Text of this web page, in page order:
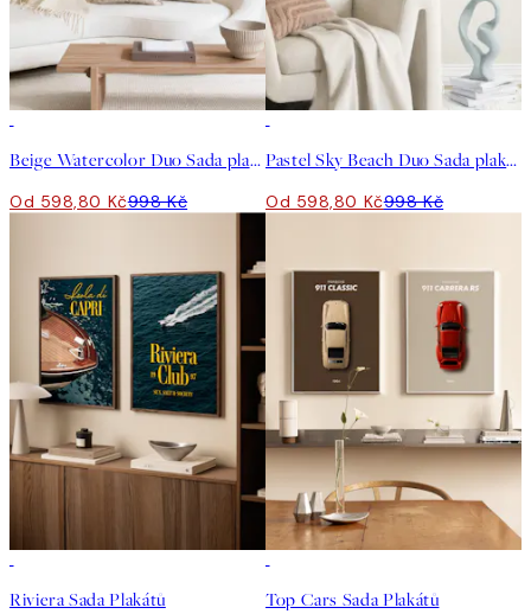
Beige Watercolor Duo Sada plakátů
Od 598,80 Kč998 Kč
Pastel Sky Beach Duo Sada plakátů
Od 598,80 Kč998 Kč
Riviera Sada Plakátů Top Cars Sada Plakátů